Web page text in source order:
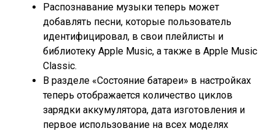
Распознавание музыки теперь может
добавлять песни, которые пользователь
идентифицировал, в свои плейлисты и
библиотеку Apple Music, а также в Apple Music
Classic.
В разделе «Состояние батареи» в настройках
теперь отображается количество циклов
зарядки аккумулятора, дата изготовления и
первое использование на всех моделях